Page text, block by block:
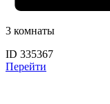
3 комнаты
ID 335367
Перейти